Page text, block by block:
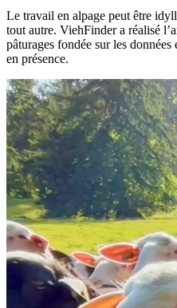
Le travail en alpage peut être
tout autre. ViehFinder a réalisé
pâturages fondée sur les
en présence.